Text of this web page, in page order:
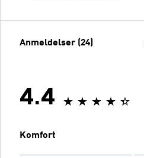
Anmeldelser (24)
4.4
Komfort